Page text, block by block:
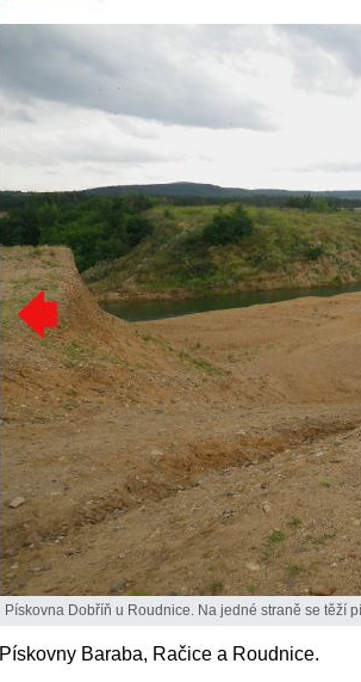
Pískovna Dobříň u Roudnice. Na jedné straně se těží
Pískovny Baraba, Račice a Roudnice.